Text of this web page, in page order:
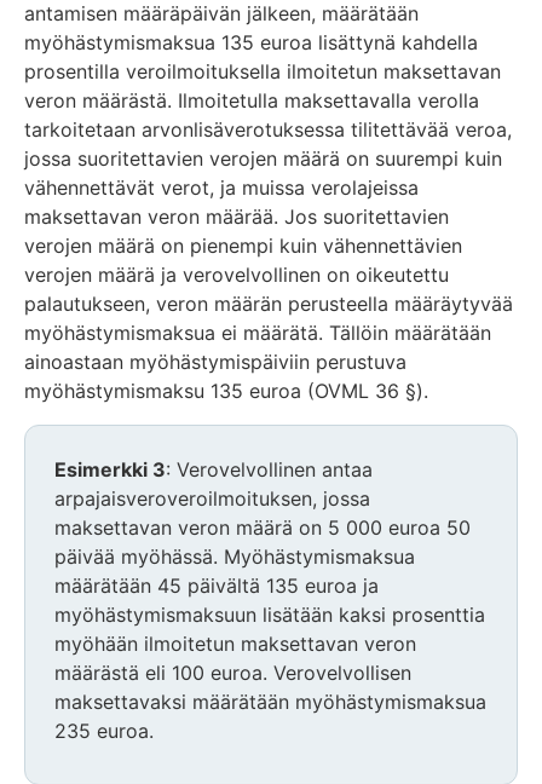
antamisen määräpäivän jälkeen, määrätään
myöhästymismaksua 135 euroa lisättynä kahdella
prosentilla veroilmoituksella ilmoitetun maksettavan
veron määrästä. Ilmoitetulla maksettavalla verolla
tarkoitetaan arvonlisäverotuksessa tilitettävää veroa,
jossa suoritettavien verojen määrä on suurempi kuin
vähennettävät verot, ja muissa verolajeissa
maksettavan veron määrää. Jos suoritettavien
verojen määrä on pienempi kuin vähennettävien
verojen määrä ja verovelvollinen on oikeutettu
palautukseen, veron määrän perusteella määräytyvää
myöhästymismaksua ei määrätä. Tällöin määrätään
ainoastaan myöhästymispäiviin perustuva
myöhästymismaksu 135 euroa (OVML 36 §).
Esimerkki 3: Verovelvollinen antaa
arpajaisveroveroilmoituksen, jossa
maksettavan veron määrä on 5 000 euroa 50
päivää myöhässä. Myöhästymismaksua
määrätään 45 päivältä 135 euroa ja
myöhästymismaksuun lisätään kaksi prosenttia
myöhään ilmoitetun maksettavan veron
määrästä eli 100 euroa. Verovelvollisen
maksettavaksi määrätään myöhästymismaksua
235 euroa.